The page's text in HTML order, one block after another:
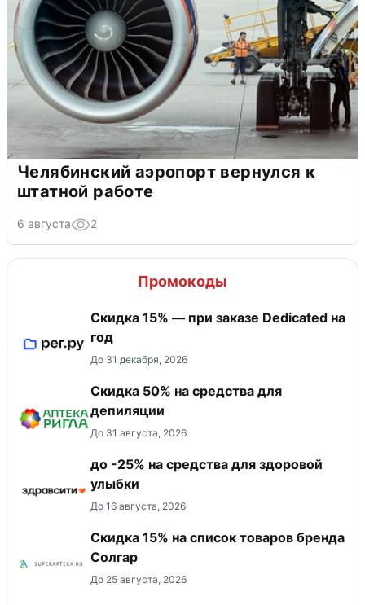
Челябинский аэропорт вернулся к
штатной работе
6 августа 2
Промокоды
Скидка 15% — при заказе Dedicated на
год
До 31 декабря, 2026
Скидка 50% на средства для
депиляции
До 31 августа, 2026
до -25% на средства для здоровой
улыбки
До 16 августа, 2026
Скидка 15% на список товаров бренда
Солгар
До 25 августа, 2026